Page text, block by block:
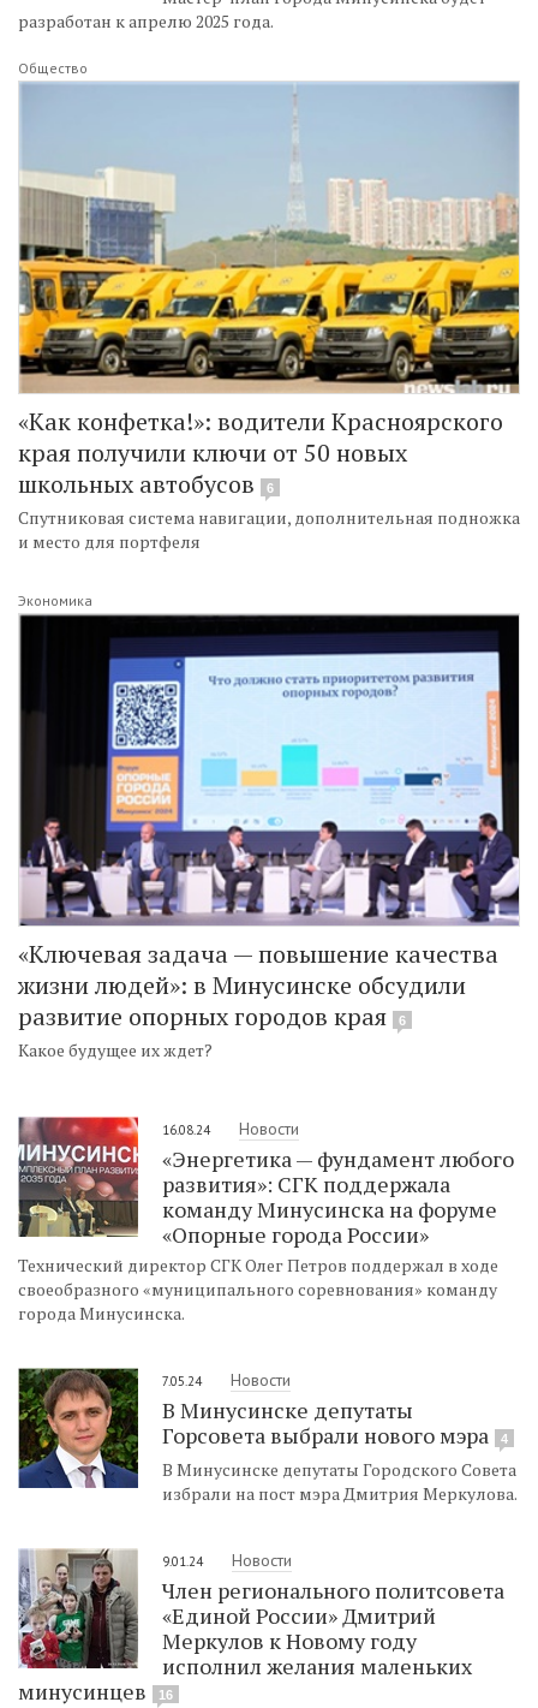
разработан к апрелю 2025 года.
Общество
«Как конфетка!»: водители Красноярского
края получили ключи от 50 новых
школьных автобусов
6
Спутниковая система навигации, дополнительная подножка
и место для портфеля
Экономика
«Ключевая задача — повышение качества
жизни людей»: в Минусинске обсудили
развитие опорных городов края
6
Какое будущее их ждет?
16.08.24 Новости
«Энергетика — фундамент любого
развития»: СГК поддержала
команду Минусинска на форуме
«Опорные города России»
Технический директор СГК Олег Петров поддержал в ходе
своеобразного «муниципального соревнования» команду
города Минусинска.
7.05.24 Новости
В Минусинске депутаты
Горсовета выбрали нового мэра
4
В Минусинске депутаты Городского Совета
избрали на пост мэра Дмитрия Меркулова.
9.01.24 Новости
Член регионального политсовета
«Единой России» Дмитрий
Меркулов к Новому году
исполнил желания маленьких
минусинцев
16